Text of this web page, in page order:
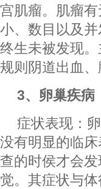
宫肌瘤。肌瘤
小、数目以及
终生未被发现
规则阴道出血
3、卵巢疾
症状表现：
没有明显的临
查的时侯才会
觉。其症状与